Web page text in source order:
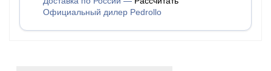
Официальный дилер Pedrollo